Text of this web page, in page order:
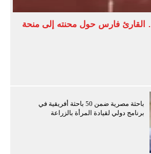
القارئ فارس حول محنته إلى منحة
باحثة مصرية ضمن 50 باحثة أفريقية في
برنامج دولي لقيادة المرأة بالزراعة